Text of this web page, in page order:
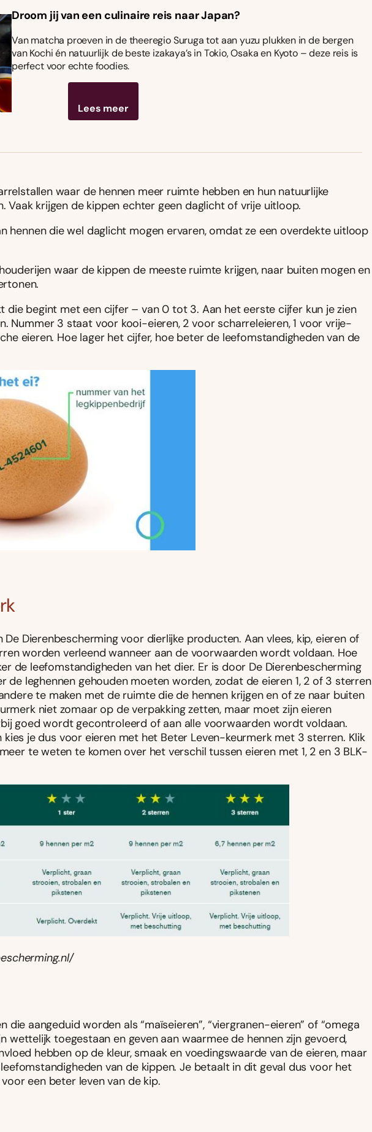
Droom jij van een culinaire reis naar Japan?
Van matcha proeven in de theeregio Suruga tot aan yuzu plukken in de bergen
van Kochi én natuurlijk de beste izakaya’s in Tokio, Osaka en Kyoto – deze reis is
perfect voor echte foodies.
Lees meer
waar de hennen meer ruimte hebben en hun natuurlijke
Vaak krijgen de kippen echter geen daglicht of vrije uitloop.
hennen die wel daglicht mogen ervaren, omdat ze een overdekte uitloop
waar de kippen de meeste ruimte krijgen, naar buiten mogen en
die begint met een cijfer – van 0 tot 3. Aan het eerste cijfer kun je zien
Nummer 3 staat voor kooi-eieren, 2 voor scharreleieren, 1 voor vrije-
eieren. Hoe lager het cijfer, hoe beter de leefomstandigheden van de
De Dierenbescherming voor dierlijke producten. Aan vlees, kip, eieren of
worden verleend wanneer aan de voorwaarden wordt voldaan. Hoe
de leefomstandigheden van het dier. Er is door De Dierenbescherming
de leghennen gehouden moeten worden, zodat de eieren 1, 2 of 3 sterren
te maken met de ruimte die de hennen krijgen en of ze naar buiten
niet zomaar op de verpakking zetten, maar moet zijn eieren
goed wordt gecontroleerd of aan alle voorwaarden wordt voldaan.
je dus voor eieren met het Beter Leven-keurmerk met 3 sterren. Klik
te weten te komen over het verschil tussen eieren met 1, 2 en 3 BLK-
die aangeduid worden als “maïseieren”, “viergranen-eieren” of “omega
wettelijk toegestaan en geven aan waarmee de hennen zijn gevoerd,
hebben op de kleur, smaak en voedingswaarde van de eieren, maar
van de kippen. Je betaalt in dit geval dus voor het
een beter leven van de kip.